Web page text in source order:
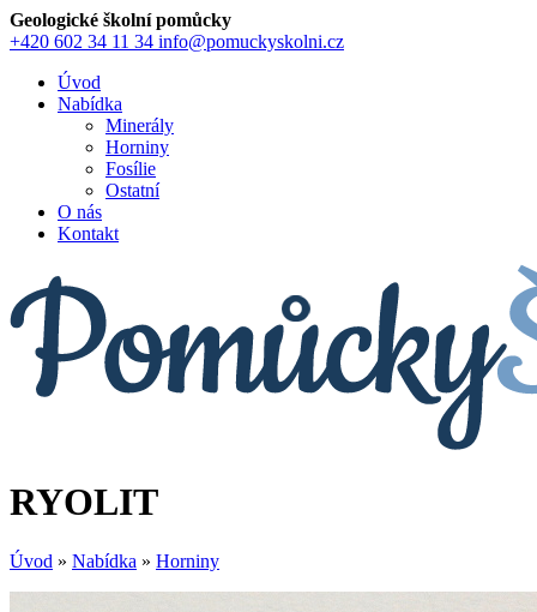
Geologické školní pomůcky
+420 602 34 11 34 info@pomuckyskolni.cz
Úvod
Nabídka
Minerály
Horniny
Fosílie
Ostatní
O nás
Kontakt
RYOLIT
Úvod » Nabídka » Horniny